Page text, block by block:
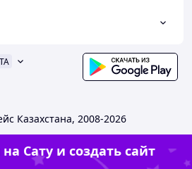
Казахстана, 2008-2026
Сату и создать сайт